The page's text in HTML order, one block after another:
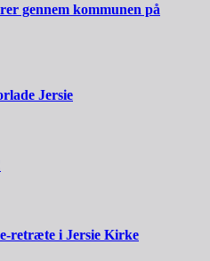
gennem kommunen på
Jersie
retræte i Jersie Kirke